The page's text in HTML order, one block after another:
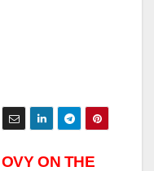
OVY ON THE